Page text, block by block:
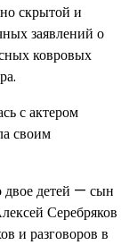
скрытой и
заявлений о
ковровых
с актером
своим
двое детей — сын
Серебряков
и разговоров в